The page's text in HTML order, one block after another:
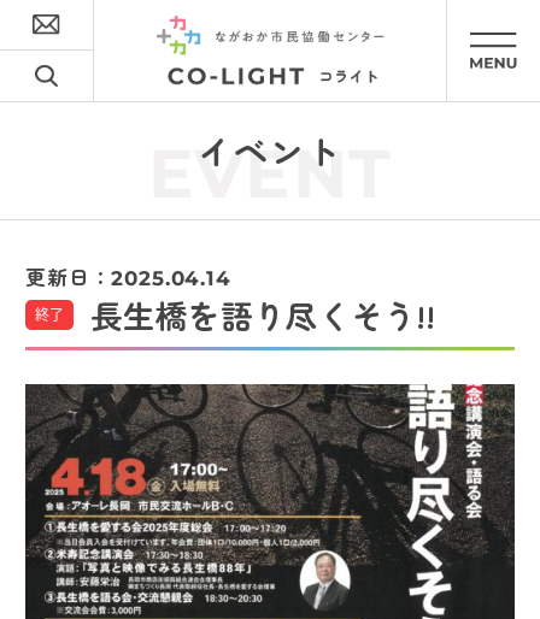
イベント
EVENT
更新日：2025.04.14
終了 長生橋を語り尽くそう!!